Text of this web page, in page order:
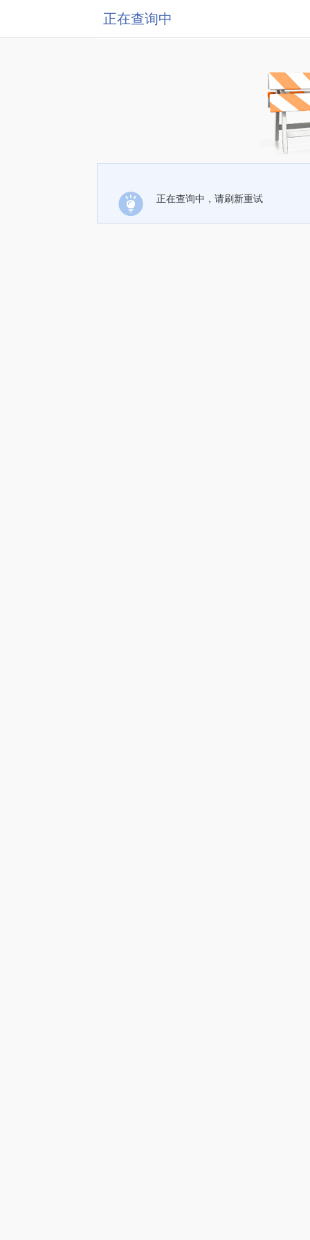
正在查询中
正在查询中，请刷新重试